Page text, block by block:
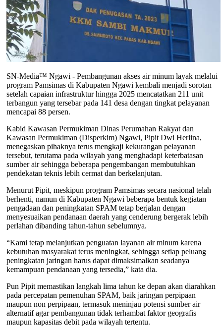
SN-Media™ Ngawi - Pembangunan akses air minum layak melalui
program Pamsimas di Kabupaten Ngawi kembali menjadi sorotan
setelah capaian infrastruktur hingga 2025 mencatatkan 211 unit
terbangun yang tersebar pada 141 desa dengan tingkat pelayanan
mencapai 88 persen.
Kabid Kawasan Permukiman Dinas Perumahan Rakyat dan
Kawasan Permukiman (Disperkim) Ngawi, Pipit Dwi Herlina,
menegaskan pihaknya terus mengkaji kekurangan pelayanan
tersebut, terutama pada wilayah yang menghadapi keterbatasan
sumber air sehingga beberapa pengembangan membutuhkan
pendekatan teknis lebih cermat dan berkelanjutan.
Menurut Pipit, meskipun program Pamsimas secara nasional telah
berhenti, namun di Kabupaten Ngawi beberapa bentuk kegiatan
pengadaan dan peningkatan SPAM tetap berjalan dengan
menyesuaikan pendanaan daerah yang cenderung bergerak lebih
perlahan dibanding tahun-tahun sebelumnya.
“Kami tetap melanjutkan penguatan layanan air minum karena
kebutuhan masyarakat terus meningkat, sehingga setiap peluang
peningkatan jaringan harus dapat dimaksimalkan seadanya
kemampuan pendanaan yang tersedia,” kata dia.
Pun Pipit memastikan langkah lima tahun ke depan akan diarahkan
pada percepatan pemenuhan SPAM, baik jaringan perpipaan
maupun non perpipaan, termasuk meninjau potensi sumber air
alternatif agar pembangunan tidak terhambat faktor geografis
maupun kapasitas debit pada wilayah tertentu.